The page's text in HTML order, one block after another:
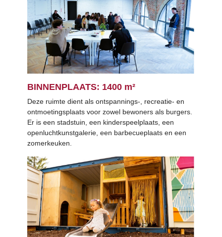
BINNENPLAATS: 1400 m²
Deze ruimte dient als ontspannings-, recreatie- en
ontmoetingsplaats voor zowel bewoners als burgers.
Er is een stadstuin, een kinderspeelplaats, een
openluchtkunstgalerie, een barbecueplaats en een
zomerkeuken.